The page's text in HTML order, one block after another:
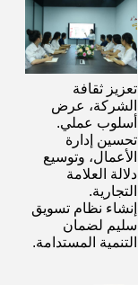
تعزيز ثقافة
الشركة، عرض
أسلوب عملي.
تحسين إدارة
الأعمال، وتوسيع
دلالة العلامة
التجارية.
إنشاء نظام تسويق
سليم لضمان
التنمية المستدامة.